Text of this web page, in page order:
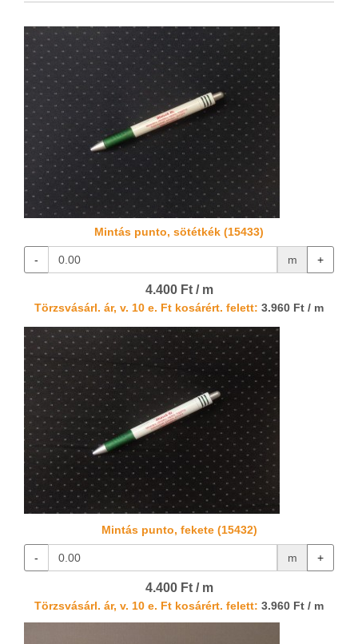
Mintás punto, sötétkék (15433)
- m +
4.400 Ft / m
Törzsvásárl. ár, v. 10 e. Ft kosárért. felett: 3.960 Ft / m
Mintás punto, fekete (15432)
- m +
4.400 Ft / m
Törzsvásárl. ár, v. 10 e. Ft kosárért. felett: 3.960 Ft / m